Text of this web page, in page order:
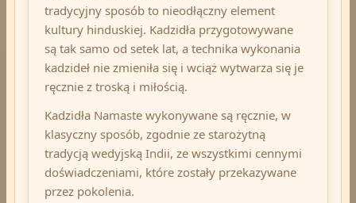
tradycyjny sposób to nieodłączny element
kultury hinduskiej. Kadzidła przygotowywane
są tak samo od setek lat, a technika wykonania
kadzideł nie zmieniła się i wciąż wytwarza się je
ręcznie z troską i miłością.
Kadzidła Namaste wykonywane są ręcznie, w
klasyczny sposób, zgodnie ze starożytną
tradycją wedyjską Indii, ze wszystkimi cennymi
doświadczeniami, które zostały przekazywane
przez pokolenia.